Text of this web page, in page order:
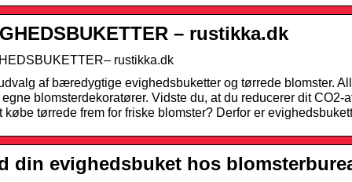
– rustikka.dk
rustikka.dk
af bæredygtige evighedsbuketter og tørrede blomster.
blomsterdekoratører. Vidste du, at du reducerer dit
købe tørrede frem for friske blomster? Derfor er
din evighedsbuket hos